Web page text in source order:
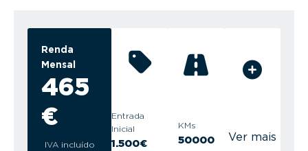
Renda
Mensal
465
€
IVA incluído
Entrada
Inicial
1.500€
KMs
50000 Ver mais